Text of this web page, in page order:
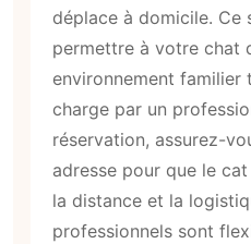
déplace à domicile. Ce
permettre à votre chat
environnement familier
charge par un
réservation, assurez-
adresse pour que le
la distance et la
professionnels sont